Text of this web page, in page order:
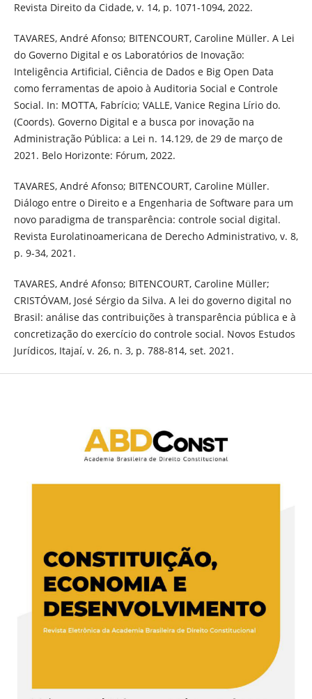
Revista Direito da Cidade, v. 14, p. 1071-1094, 2022.
TAVARES, André Afonso; BITENCOURT, Caroline Müller. A Lei
do Governo Digital e os Laboratórios de Inovação:
Inteligência Artificial, Ciência de Dados e Big Open Data
como ferramentas de apoio à Auditoria Social e Controle
Social. In: MOTTA, Fabrício; VALLE, Vanice Regina Lírio do.
(Coords). Governo Digital e a busca por inovação na
Administração Pública: a Lei n. 14.129, de 29 de março de
2021. Belo Horizonte: Fórum, 2022.
TAVARES, André Afonso; BITENCOURT, Caroline Müller.
Diálogo entre o Direito e a Engenharia de Software para um
novo paradigma de transparência: controle social digital.
Revista Eurolatinoamericana de Derecho Administrativo, v. 8,
p. 9-34, 2021.
TAVARES, André Afonso; BITENCOURT, Caroline Müller;
CRISTÓVAM, José Sérgio da Silva. A lei do governo digital no
Brasil: análise das contribuições à transparência pública e à
concretização do exercício do controle social. Novos Estudos
Jurídicos, Itajaí, v. 26, n. 3, p. 788-814, set. 2021.